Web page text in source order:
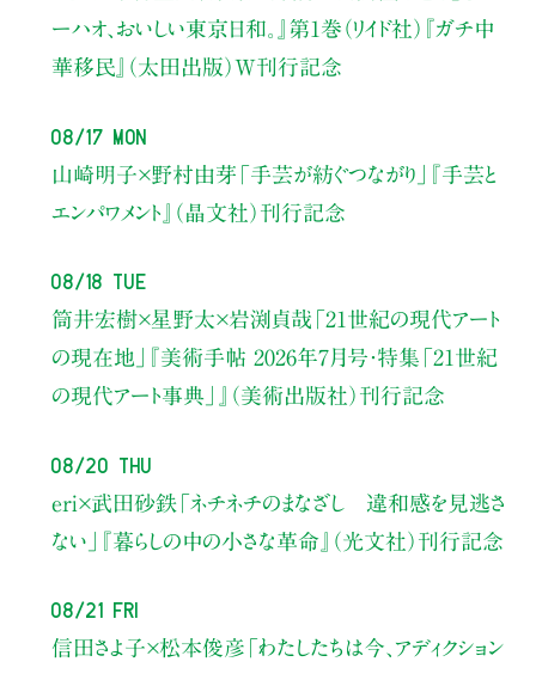
ーハオ、おいしい東京日和。』第1巻（リイド社）
『ガチ中
華移民』（太田出版）W刊行記念
08/17 Mon
山崎明子×野村由芽 「手芸が紡ぐつながり」
『手芸と
エンパワメント』（晶文社）刊行記念
08/18 Tue
筒井宏樹×星野太×岩渕貞哉 「21世紀の現代アート
の現在地」
『美術手帖 2026年7月号・特集「21世紀
の現代アート事典」』（美術出版社）刊行記念
08/20 Thu
eri×武田砂鉄「ネチネチのまなざし 違和感を見逃さ
ない」
『暮らしの中の小さな革命』（光文社）刊行記念
08/21 Fri
信田さよ子×松本俊彦 「わたしたちは今、アディクション